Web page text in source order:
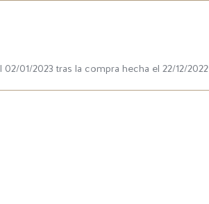
02/01/2023 tras la compra hecha el 22/12/2022